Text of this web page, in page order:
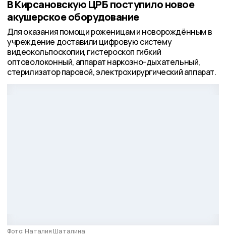
В Кирсановскую ЦРБ поступило новое
акушерское оборудование
Для оказания помощи роженицам и новорождённым в
учреждение доставили цифровую систему
видеокольпоскопии, гистероскоп гибкий
оптоволоконный, аппарат наркозно-дыхательный,
стерилизатор паровой, электрохирургический аппарат.
Фото: Наталия Шаталина